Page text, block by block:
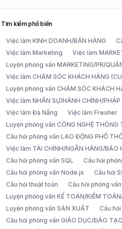
Tìm kiếm phổ biến
Việc làm KINH DOANH/BÁN HÀNG
Việc làm Marketing
Việc làm
Luyện phỏng vấn MARKETING/PR/
Việc làm CHĂM SÓC KHÁCH HÀNG
Luyện phỏng vấn CHĂM SÓC KHÁCH
Việc làm NHÂN SỰ/HÀNH CHÍNH/PHÁP
Việc làm Đà Nẵng
Việc làm Fresher
Luyện phỏng vấn CÔNG NGHỆ THÔNG
Câu hỏi phỏng vấn LAO ĐỘNG PHỔ
Việc làm TÀI CHÍNH/NGÂN HÀNG/BẢO
Câu hỏi phỏng vấn SQL
Câu hỏi
Câu hỏi phỏng vấn Node.js
Câu hỏi
Câu hỏi thuật toán
Câu hỏi phỏng vấn
Luyện phỏng vấn KẾ TOÁN/KIỂM
Luyện phỏng vấn SẢN XUẤT
Câu
Câu hỏi phỏng vấn GIÁO DỤC/ĐÀO TẠO